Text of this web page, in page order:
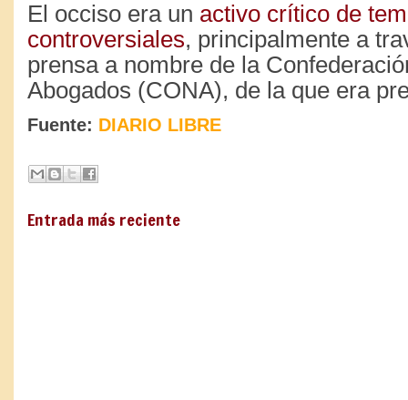
El occiso era un activo crítico de
controversiales, principalmente a
prensa a nombre de la
Abogados (CONA), de la que era
Fuente: DIARIO LIBRE
Entrada más reciente